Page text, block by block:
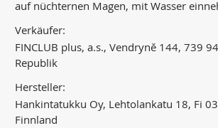
auf nüchternen Magen, mit Wasser
Verkäufer:
FINCLUB plus, a.s., Vendryně 144, 739
Republik
Hersteller:
Hankintatukku Oy, Lehtolankatu 18, Fi
Finnland